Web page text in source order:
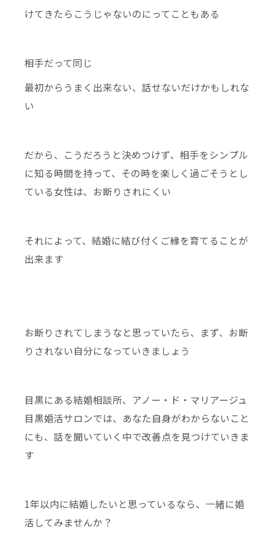
けてきたらこうじゃないのにってこともある
相手だって同じ
最初からうまく出来ない、話せないだけかもしれな
い
だから、こうだろうと決めつけず、相手をシンプル
に知る時間を持って、その時を楽しく過ごそうとし
ている女性は、お断りされにくい
それによって、結婚に結び付くご縁を育てることが
出来ます
お断りされてしまうなと思っていたら、まず、お断
りされない自分になっていきましょう
目黒にある結婚相談所、アノー・ド・マリアージュ
目黒婚活サロンでは、あなた自身がわからないこと
にも、話を聞いていく中で改善点を見つけていきま
す
1年以内に結婚したいと思っているなら、一緒に婚
活してみませんか？